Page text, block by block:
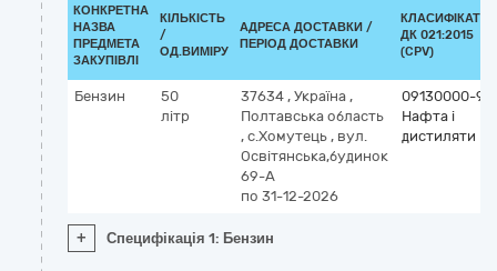
КОНКРЕТНА
НАЗВА
ПРЕДМЕТА
ЗАКУПІВЛІ
КІЛЬКІСТЬ
/
ОД.ВИМІРУ
АДРЕСА ДОСТАВКИ /
ПЕРІОД ДОСТАВКИ
КЛАСИФІКАТОР
ДК 021:2015
(CPV)
Бензин
50
літр
37634 , Україна ,
Полтавська область
, с.Хомутець , вул.
Освітянська,будинок
69-А
по 31-12-2026
09130000-9
Нафта і
дистиляти
+ Специфікація 1: Бензин